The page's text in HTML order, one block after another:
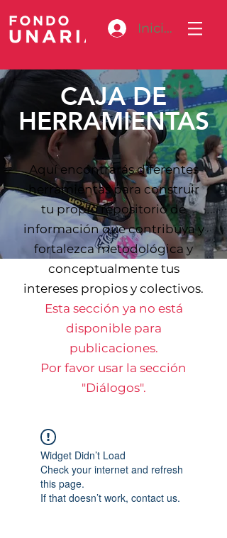
Iniciar sesión
CAJA DE
HERRAMIENTAS
Aquí encontrarás diferentes
herramientas para construir
tu propio repositorio de
información que contribuya y
fortalezca metodológica y
conceptualmente tus
intereses propios y colectivos.
Esta sección ya no está
disponible para
publicaciones.
Por favor usar la sección
"Diálogos".
Widget Didn’t Load
Check your internet and refresh
this page.
If that doesn’t work, contact us.